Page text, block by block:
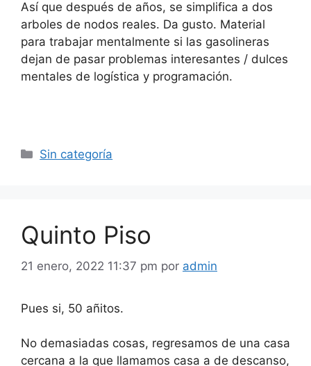
Así que después de años, se simplifica a dos
arboles de nodos reales. Da gusto. Material
para trabajar mentalmente si las gasolineras
dejan de pasar problemas interesantes / dulces
mentales de logística y programación.
Categorías
Sin categoría
Quinto Piso
21 enero, 2022 11:37 pm por admin
Pues si, 50 añitos.
No demasiadas cosas, regresamos de una casa
cercana a la que llamamos casa a de descanso,